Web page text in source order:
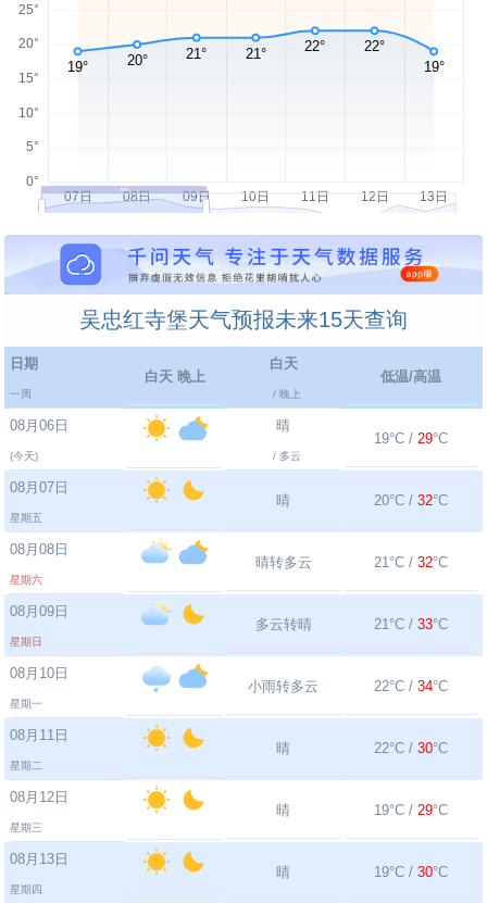
吴忠红寺堡天气预报未来15天查询
日期
一周
白天 晚上
白天
/ 晚上
低温/高温
08月06日
(今天)
晴
/ 多云
19°C / 29°C
08月07日
星期五
晴 20°C / 32°C
08月08日
星期六
晴转多云 21°C / 32°C
08月09日
星期日
多云转晴 21°C / 33°C
08月10日
星期一
小雨转多云 22°C / 34°C
08月11日
星期二
晴 22°C / 30°C
08月12日
星期三
晴 19°C / 29°C
08月13日
星期四
晴 19°C / 30°C